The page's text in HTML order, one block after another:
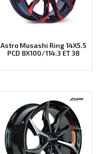
Astro Musashi Ring 14X5.5
PCD 8X100/114.3 ET 38